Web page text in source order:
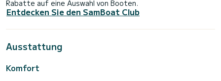
Rabatte auf eine Auswahl von Booten.
Entdecken Sie den SamBoat Club
Ausstattung
Komfort